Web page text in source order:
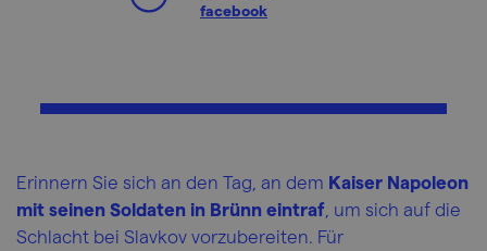
facebook
Erinnern Sie sich an den Tag, an dem Kaiser Napoleon
mit seinen Soldaten in Brünn eintraf , um sich auf die
Schlacht bei Slavkov vorzubereiten. Für